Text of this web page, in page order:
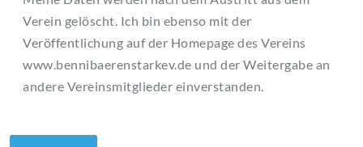
Verein gelöscht. Ich bin ebenso mit der
Veröffentlichung auf der Homepage des Vereins
www.bennibaerenstarkev.de und der Weitergabe an
andere Vereinsmitglieder einverstanden.